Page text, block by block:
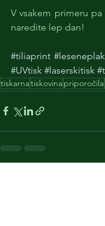
V vsakem primeru
naredite lep dan!
#tiliaprint
#UVtisk #laserskitisk
tiskarnatiskovinapriporočila